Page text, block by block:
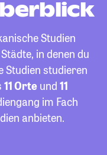
Studien
in denen du
Studien studieren
11 Orte und 11
im Fach
anbieten.